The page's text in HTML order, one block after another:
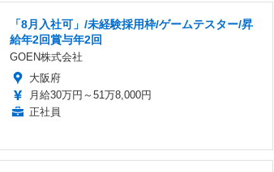
「8月入社可」/未経験採用枠/ゲームテスター/昇
給年2回賞与年2回
GOEN株式会社
大阪府
月給30万円～51万8,000円
正社員